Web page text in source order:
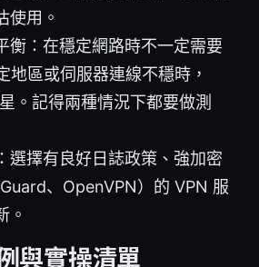
使用。
衡：在穩定網路時不一定需要
地區或伺服器連線不穩時，
。記得兩種情況下都要做測
選擇有良好日誌政策、強加密
、OpenVPN）的 VPN 服
。
與實操清單